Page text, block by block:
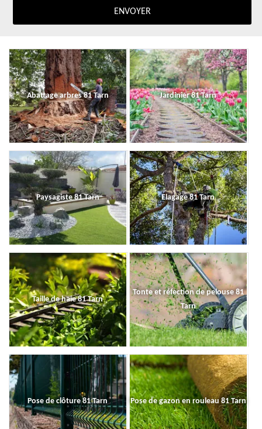
Abattage arbres 81 Tarn Jardinier 81 Tarn
Paysagiste 81 Tarn Elagage 81 Tarn
Taille de haie 81 Tarn
Tonte et réfection de pelouse 81
Tarn
Pose de clôture 81 Tarn Pose de gazon en rouleau 81 Tarn